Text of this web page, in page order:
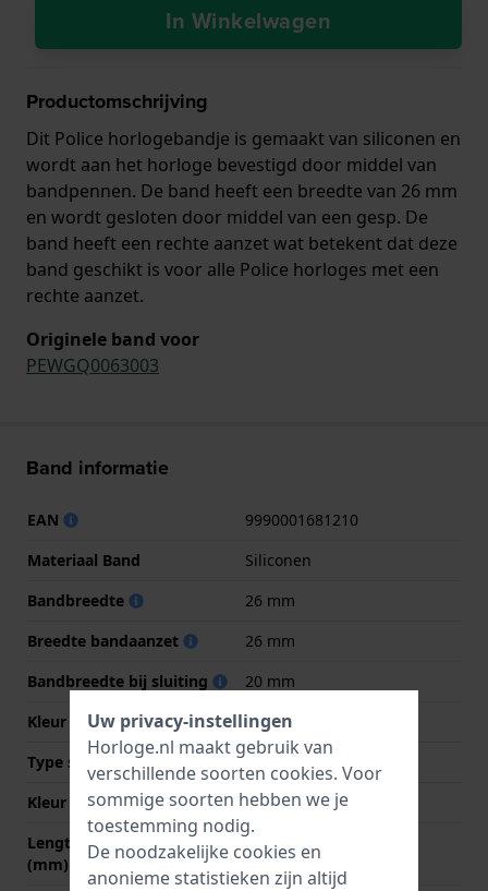
In Winkelwagen
Productomschrijving
Dit Police horlogebandje is gemaakt van siliconen en
wordt aan het horloge bevestigd door middel van
bandpennen. De band heeft een breedte van 26 mm
en wordt gesloten door middel van een gesp. De
band heeft een rechte aanzet wat betekent dat deze
band geschikt is voor alle Police horloges met een
rechte aanzet.
Originele band voor
PEWGQ0063003
Band informatie
EAN
9990001681210
Materiaal Band
Siliconen
Bandbreedte
26 mm
Breedte bandaanzet
26 mm
Bandbreedte bij sluiting
20 mm
Kleur Band
Zwart
Type sluiting
Kleur sluiting
Groen
Lengte band op 12 uur
(mm)
80 mm
Uw privacy-instellingen
Horloge.nl maakt gebruik van
verschillende soorten cookies. Voor
sommige soorten hebben we je
toestemming nodig.
De noodzakelijke cookies en
anonieme statistieken zijn altijd